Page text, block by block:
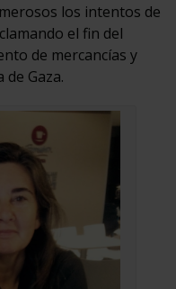
los intentos de
el fin del
de mercancías y
de Gaza.